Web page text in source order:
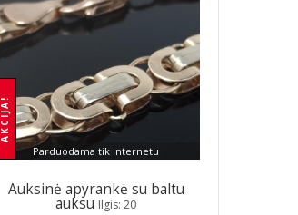
Parduodama tik internetu
AKCIJA!
Auksinė apyrankė su baltu
auksu Ilgis: 20